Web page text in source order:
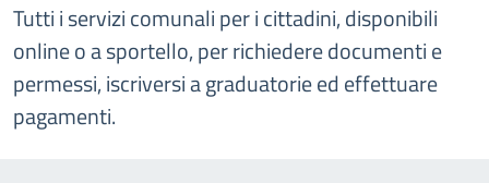
Tutti i servizi comunali per i cittadini, disponibili
online o a sportello, per richiedere documenti e
permessi, iscriversi a graduatorie ed effettuare
pagamenti.